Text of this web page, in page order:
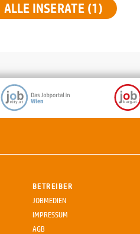
ALLE INSERATE (1)
BETREIBER
JOBMEDIEN
IMPRESSUM
AGB